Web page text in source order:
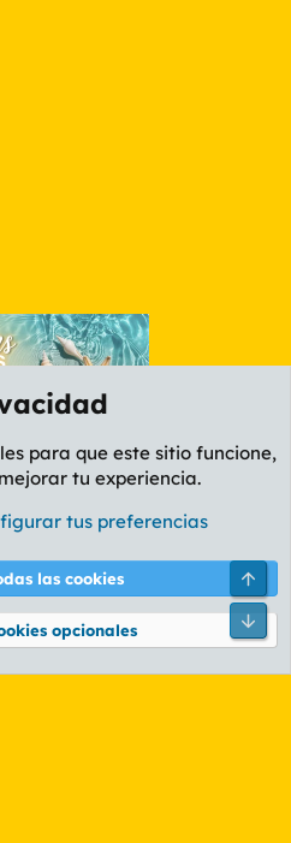
Política de privacidad Ayuda
2026 XenForo Ltd.
para que este sitio funcione,
tu experiencia.
tus preferencias
las cookies
opcionales
Pie